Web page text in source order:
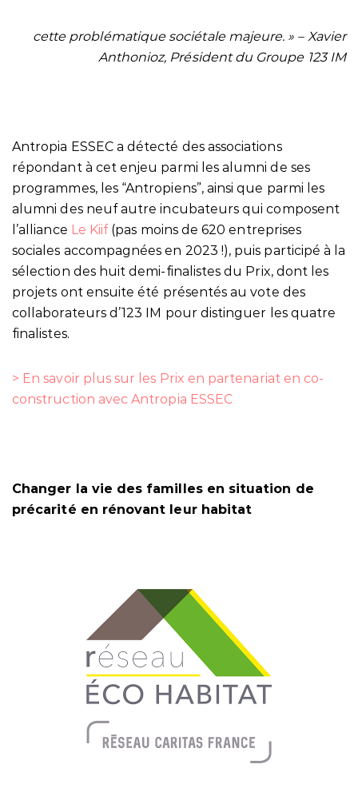
cette problématique sociétale majeure. » – Xavier
Anthonioz, Président du Groupe 123 IM
Antropia ESSEC a détecté des associations
répondant à cet enjeu parmi les alumni de ses
programmes, les “Antropiens”, ainsi que parmi les
alumni des neuf autre incubateurs qui composent
l’alliance Le Kiif(pas moins de 620 entreprises
sociales accompagnées en 2023 !), puis participé à la
sélection des huit demi-finalistes du Prix, dont les
projets ont ensuite été présentés au vote des
collaborateurs d’123 IM pour distinguer les quatre
finalistes.
> En savoir plus sur les Prix en partenariat en co-
construction avec Antropia ESSEC
Changer la vie des familles en situation de
précarité en rénovant leur habitat